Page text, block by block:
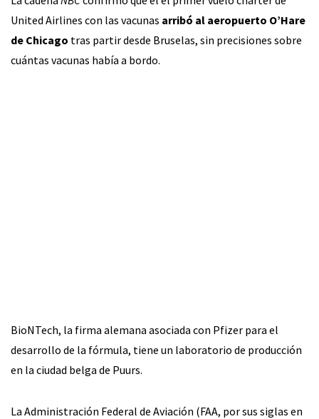
United Airlines con las vacunas arribó al aeropuerto O’Hare
de Chicago tras partir desde Bruselas, sin precisiones sobre
cuántas vacunas había a bordo.
BioNTech, la firma alemana asociada con Pfizer para el
desarrollo de la fórmula, tiene un laboratorio de producción
en la ciudad belga de Puurs.
La Administración Federal de Aviación (FAA, por sus siglas en